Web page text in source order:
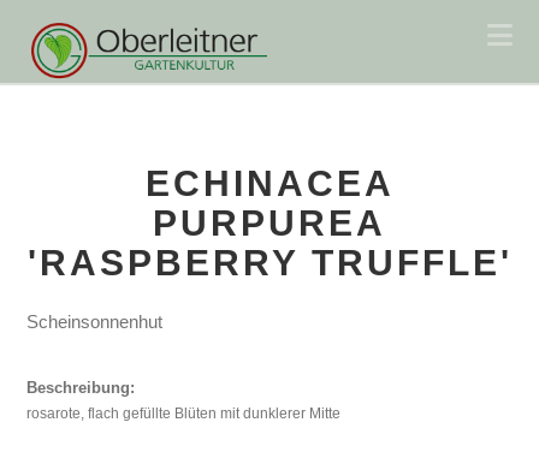
ECHINACEA
PURPUREA
'RASPBERRY TRUFFLE'
Scheinsonnenhut
Beschreibung:
rosarote, flach gefüllte Blüten mit dunklerer Mitte